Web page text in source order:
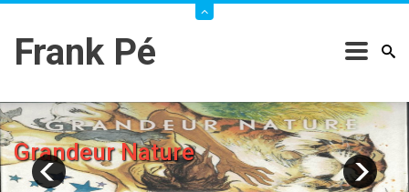
Frank Pé
Grandeur Nature